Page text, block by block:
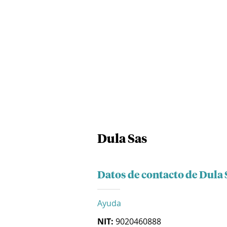
Dula Sas
Datos de contacto de Dula
Ayuda
NIT: 9020460888